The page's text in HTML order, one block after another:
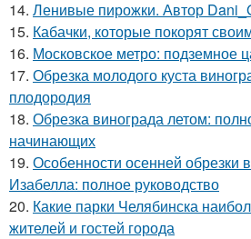
14. Ленивые пирожки. Автор
15. Кабачки, которые покорят
16. Московское метро: подземное
17. Обрезка молодого куста
плодородия
18. Обрезка винограда летом:
начинающих
19. Особенности осенней обрезки
Изабелла: полное руководство
20. Какие парки Челябинска
жителей и гостей города